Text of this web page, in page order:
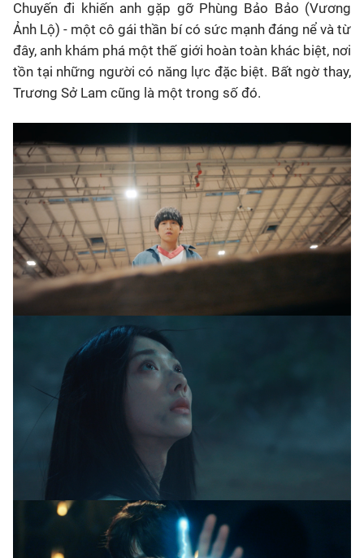
Chuyến đi khiến anh gặp gỡ Phùng Bảo Bảo (Vương
Ảnh Lộ) - một cô gái thần bí có sức mạnh đáng nể và từ
đây, anh khám phá một thế giới hoàn toàn khác biệt, nơi
tồn tại những người có năng lực đặc biệt. Bất ngờ thay,
Trương Sở Lam cũng là một trong số đó.